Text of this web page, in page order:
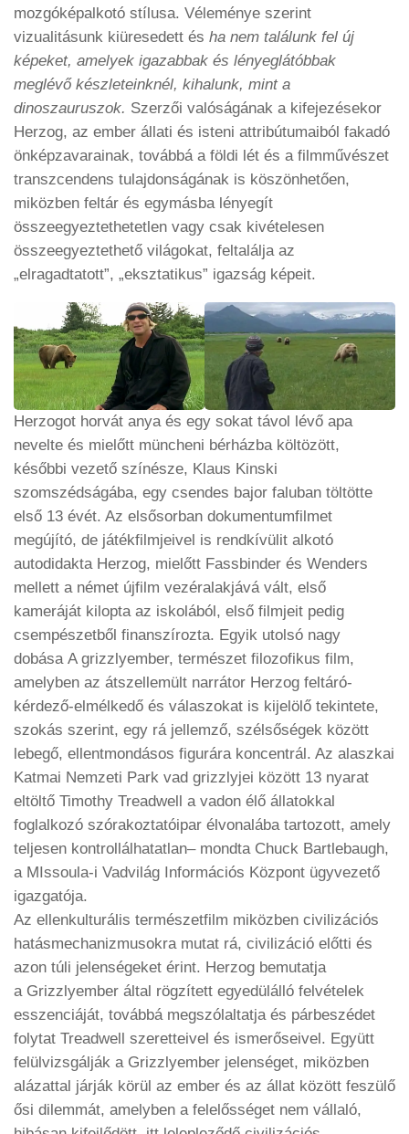
mozgóképalkotó stílusa. Véleménye szerint
vizualitásunk kiüresedett és ha nem találunk fel új
képeket, amelyek igazabbak és lényeglátóbbak
meglévő készleteinknél, kihalunk, mint a
dinoszauruszok. Szerzői valóságának a kifejezésekor
Herzog, az ember állati és isteni attribútumaiból fakadó
önképzavarainak, továbbá a földi lét és a filmművészet
transzcendens tulajdonságának is köszönhetően,
miközben feltár és egymásba lényegít
összeegyeztethetetlen vagy csak kivételesen
összeegyeztethető világokat, feltalálja az
„elragadtatott”, „eksztatikus” igazság képeit.
Herzogot horvát anya és egy sokat távol lévő apa
nevelte és mielőtt müncheni bérházba költözött,
későbbi vezető színésze, Klaus Kinski
szomszédságába, egy csendes bajor faluban töltötte
első 13 évét. Az elsősorban dokumentumfilmet
megújító, de játékfilmjeivel is rendkívülit alkotó
autodidakta Herzog, mielőtt Fassbinder és Wenders
mellett a német újfilm vezéralakjává vált, első
kameráját kilopta az iskolából, első filmjeit pedig
csempészetből finanszírozta. Egyik utolsó nagy
dobása A grizzlyember, természet filozofikus film,
amelyben az átszellemült narrátor Herzog feltáró-
kérdező-elmélkedő és válaszokat is kijelölő tekintete,
szokás szerint, egy rá jellemző, szélsőségek között
lebegő, ellentmondásos figurára koncentrál. Az alaszkai
Katmai Nemzeti Park vad grizzlyjei között 13 nyarat
eltöltő Timothy Treadwell a vadon élő állatokkal
foglalkozó szórakoztatóipar élvonalába tartozott, amely
teljesen kontrollálhatatlan– mondta Chuck Bartlebaugh,
a MIssoula-i Vadvilág Információs Központ ügyvezető
igazgatója.
Az ellenkulturális természetfilm miközben civilizációs
hatásmechanizmusokra mutat rá, civilizáció előtti és
azon túli jelenségeket érint. Herzog bemutatja
a Grizzlyember által rögzített egyedülálló felvételek
esszenciáját, továbbá megszólaltatja és párbeszédet
folytat Treadwell szeretteivel és ismerőseivel. Együtt
felülvizsgálják a Grizzlyember jelenséget, miközben
alázattal járják körül az ember és az állat között feszülő
ősi dilemmát, amelyben a felelősséget nem vállaló,